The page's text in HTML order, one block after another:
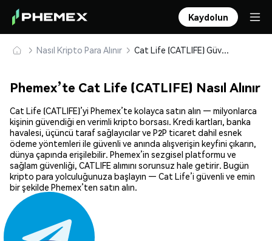
Kaydolun
Nasıl Kripto Para Alınır Cat Life (CATLIFE) Güvenle Satın Alın ve Saklayın
Phemex’te Cat Life (CATLIFE) Nasıl Alınır
Cat Life (CATLIFE)’yi Phemex’te kolayca satın alın — milyonlarca
kişinin güvendiği en verimli kripto borsası. Kredi kartları, banka
havalesi, üçüncü taraf sağlayıcılar ve P2P ticaret dahil esnek
ödeme yöntemleri ile güvenli ve anında alışverişin keyfini çıkarın,
dünya çapında erişilebilir. Phemex’in sezgisel platformu ve
sağlam güvenliği, CATLIFE alımını sorunsuz hale getirir. Bugün
kripto para yolculuğunuza başlayın — Cat Life’i güvenli ve emin
bir şekilde Phemex’ten satın alın.